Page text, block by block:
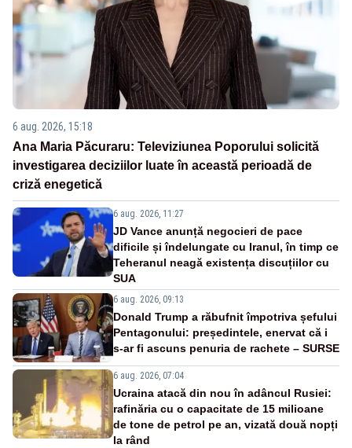
6 aug. 2026, 15:18
Ana Maria Păcuraru: Televiziunea Poporului solicită
investigarea deciziilor luate în această perioadă de
criză enegetică
6 aug. 2026, 11:27
JD Vance anunță negocieri de pace
dificile și îndelungate cu Iranul, în timp ce
Teheranul neagă existența discuțiilor cu
SUA
6 aug. 2026, 09:13
Donald Trump a răbufnit împotriva șefului
Pentagonului: președintele, enervat că i
s-ar fi ascuns penuria de rachete – SURSE
6 aug. 2026, 07:04
Ucraina atacă din nou în adâncul Rusiei:
rafinăria cu o capacitate de 15 milioane
de tone de petrol pe an, vizată două nopți
la rând